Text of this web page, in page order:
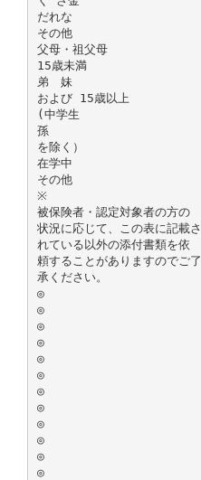
だれな
その他
父母・祖父母
15歳未満
弟 妹
および 15歳以上
(中学生
孫
を除く）
在学中
その他
※
被保険者・認定対象者の方の
状況に応じて、この表に記載さ
れている以外の添付書類を依
頼することがありますのでご了
承ください。
◎
◎
◎
◎
◎
◎
◎
◎
◎
◎
◎
◎